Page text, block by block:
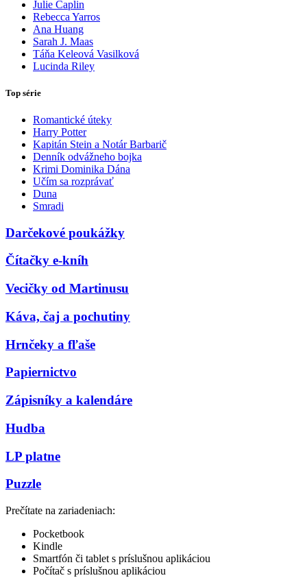
Julie Caplin
Rebecca Yarros
Ana Huang
Sarah J. Maas
Táňa Keleová Vasilková
Lucinda Riley
Top série
Romantické úteky
Harry Potter
Kapitán Stein a Notár Barbarič
Denník odvážneho bojka
Krimi Dominika Dána
Učím sa rozprávať
Duna
Smradi
Darčekové poukážky
Čítačky e-kníh
Vecičky od Martinusu
Káva, čaj a pochutiny
Hrnčeky a fľaše
Papiernictvo
Zápisníky a kalendáre
Hudba
LP platne
Puzzle
Prečítate na zariadeniach:
Pocketbook
Kindle
Smartfón či tablet s príslušnou aplikáciou
Počítač s príslušnou aplikáciou